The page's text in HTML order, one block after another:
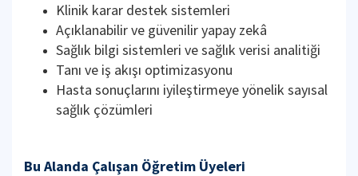
Klinik karar destek sistemleri
Açıklanabilir ve güvenilir yapay zekâ
Sağlık bilgi sistemleri ve sağlık verisi analitiği
Tanı ve iş akışı optimizasyonu
Hasta sonuçlarını iyileştirmeye yönelik sayısal
sağlık çözümleri
Bu Alanda Çalışan Öğretim Üyeleri